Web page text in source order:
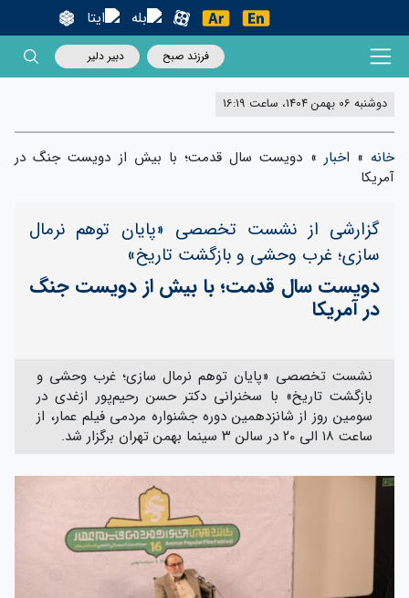
فرزند صبح دبیر دلیر
دوشنبه 06 بهمن 1404، ساعت 16:19
خانه» اخبار » دویست سال قدمت؛ با بیش از دویست جنگ در
آمریکا
گزارشی از نشست تخصصی «پایان توهم نرمال
سازی؛ غرب وحشی و بازگشت تاریخ»
دویست سال قدمت؛ با بیش از دویست جنگ
در آمریکا
نشست تخصصی «پایان توهم نرمال سازی؛ غرب وحشی و
بازگشت تاریخ» با سخنرانی دکتر حسن رحیم‌پور ازغدی در
سومین روز از شانزدهمین دوره جشنواره مردمی فیلم عمار، از
ساعت ۱۸ الی ۲۰ در سالن ۳ سینما بهمن تهران برگزار شد.